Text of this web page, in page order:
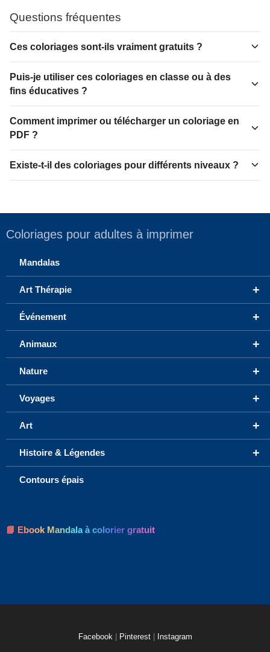
Questions fréquentes
Ces coloriages sont-ils vraiment gratuits ?
Puis-je utiliser ces coloriages en classe ou à des
fins éducatives ?
Comment imprimer ou télécharger un coloriage en
PDF ?
Existe-t-il des coloriages pour différents niveaux ?
Coloriages pour adultes à imprimer
Mandalas
+
Art Thérapie
+
Événement
+
Animaux
+
Nature
+
Voyages
+
Art
+
Histoire & Légendes
Contours épais
📘 Ebook Mandala à colorier gratuit
Facebook Pinterest Instagram